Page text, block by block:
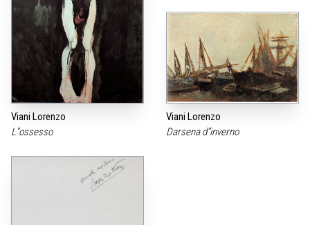
Viani Lorenzo
L”ossesso
Viani Lorenzo
Darsena d”inverno